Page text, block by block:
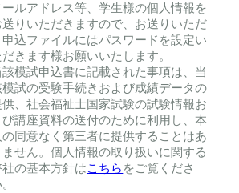
ールアドレス等、学生様の個⼈情報を
送りいただきますので、お送りいただ
申込ファイルにはパスワードを設定い
だきます様お願いいたします。
該模試申込書に記載された事項は、当
模試の受験⼿続きおよび成績データの
供、社会福祉士国家試験の試験情報お
び講座資料の送付のために利⽤し、本
の同意なく第三者に提供することはあ
ません。個⼈情報の取り扱いに関する
社の基本⽅針はこちら をご覧くださ